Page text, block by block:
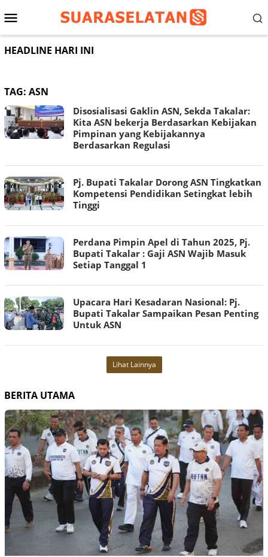
ke
Menu
Mobile
HEADLINE HARI INI
TAG: ASN
Disosialisasi Gaklin ASN, Sekda Takalar:
Kita ASN bekerja Berdasarkan Kebijakan
Pimpinan yang Kebijakannya
Berdasarkan Regulasi
Pj. Bupati Takalar Dorong ASN Tingkatkan
Kompetensi Pendidikan Setingkat lebih
Tinggi
Perdana Pimpin Apel di Tahun 2025, Pj.
Bupati Takalar : Gaji ASN Wajib Masuk
Setiap Tanggal 1
Upacara Hari Kesadaran Nasional: Pj.
Bupati Takalar Sampaikan Pesan Penting
Untuk ASN
Lihat Lainnya
BERITA UTAMA